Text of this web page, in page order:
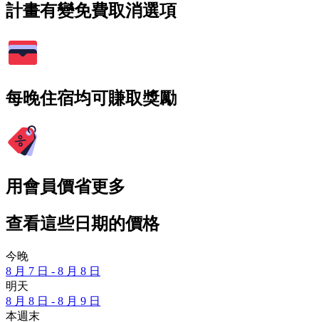
計畫有變免費取消選項
每晚住宿均可賺取獎勵
用會員價省更多
查看這些日期的價格
今晚
8 月 7 日 - 8 月 8 日
明天
8 月 8 日 - 8 月 9 日
本週末